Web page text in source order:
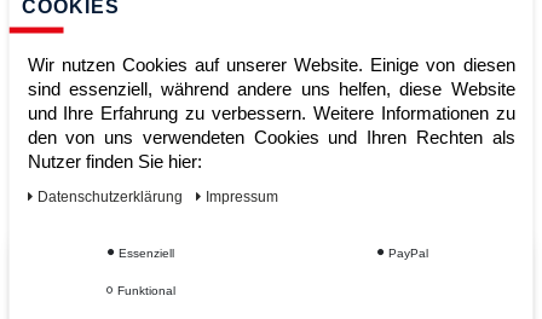
ZUM WARENKORB
Sofort lieferbar
Kauf auf Rechnung
COOKIES
Wir nutzen Cookies auf unserer Website. Einige von diesen
sind essenziell, während andere uns helfen, diese Website
und Ihre Erfahrung zu verbessern. Weitere Informationen zu
den von uns verwendeten Cookies und Ihren Rechten als
Nutzer finden Sie hier:
Daten­schutz­erklärung Impressum
Essenziell PayPal
Funktional